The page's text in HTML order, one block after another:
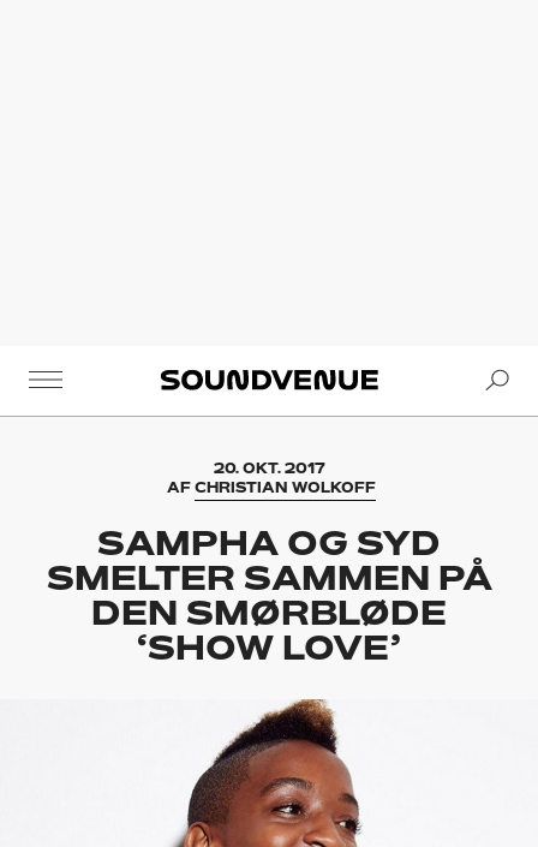
Soundvenue
20. OKT. 2017
AFCHRISTIAN WOLKOFF
SAMPHA OG SYD
SMELTER SAMMEN PÅ
DEN SMØRBLØDE
‘SHOW LOVE’